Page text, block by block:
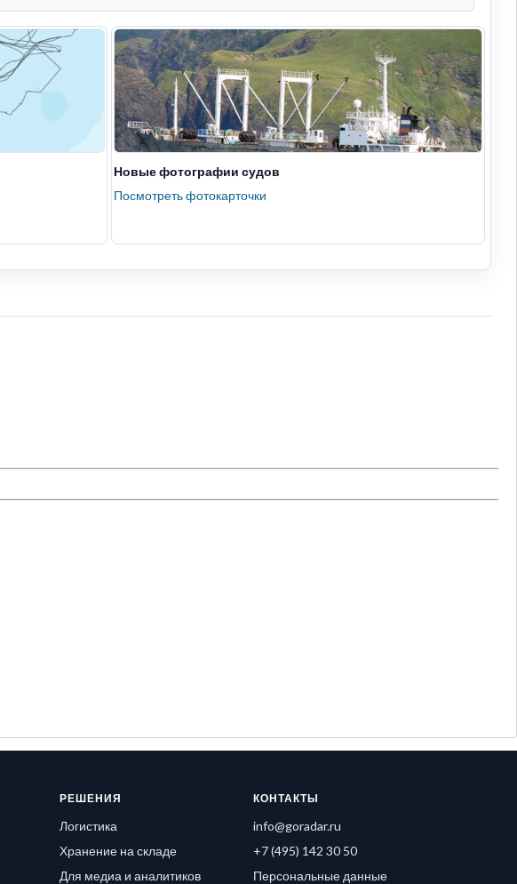
Новые фотографии судов
Посмотреть фотокарточки
РЕШЕНИЯ
Логистика
Хранение на складе
Для медиа и аналитиков
КОНТАКТЫ
info@goradar.ru
+7 (495) 142 30 50
Персональные данные